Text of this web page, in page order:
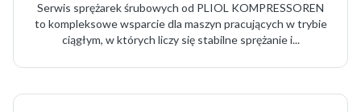
Serwis sprężarek śrubowych od PLIOL KOMPRESSOREN
to kompleksowe wsparcie dla maszyn pracujących w trybie
ciągłym, w których liczy się stabilne sprężanie i...